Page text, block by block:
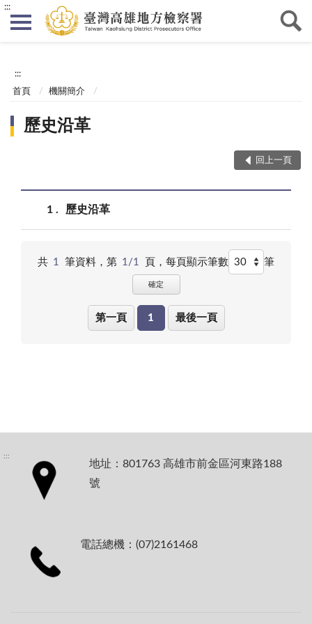
:::
:::
首頁 機關簡介
歷史沿革
回上一頁
1 歷史沿革
共 1 筆資料，第 1/1 頁， 每頁顯示筆數 筆
確定
第一頁 1 最後一頁
:::
地址：801763 高雄市前金區河東路188
號
電話總機：(07)2161468